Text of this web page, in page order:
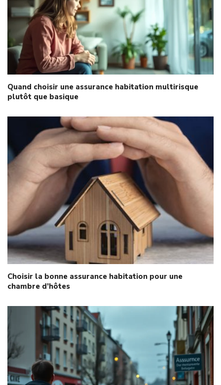
Quand choisir une assurance habitation multirisque
plutôt que basique
Choisir la bonne assurance habitation pour une
chambre d’hôtes